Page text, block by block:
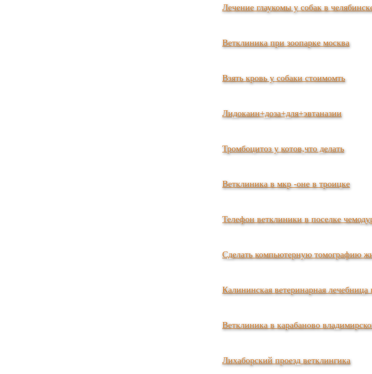
Лечение глаукомы у собак в
Ветклиника при зоопарке москва
Взять кровь у собаки стоимомть
Лидокаин+доза+для+эвтаназии
Тромбоцитоз у котов,что делать
Ветклиника в мкр -оне в троицке
Телефон ветклиники в поселке
Сделать компьютерную томографию
Калининская ветеринарная
Ветклиника в карабаново
Лихаборский проезд ветклингика